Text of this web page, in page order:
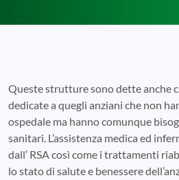
Queste strutture sono dette anche
dedicate a quegli anziani che non
ospedale ma hanno comunque
sanitari. L’assistenza medica ed
dall’ RSA così come i trattamenti
lo stato di salute e benessere